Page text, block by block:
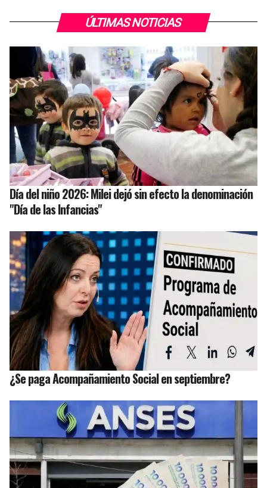
ÚLTIMAS NOTICIAS
Día del niño 2026: Milei dejó sin efecto la denominación
"Día de las Infancias"
¿Se paga Acompañamiento Social en septiembre?